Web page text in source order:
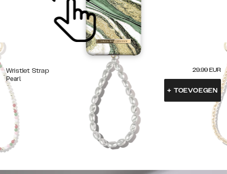
Wristlet Strap
Pearl
29.99 EUR
+ TOEVOEGEN